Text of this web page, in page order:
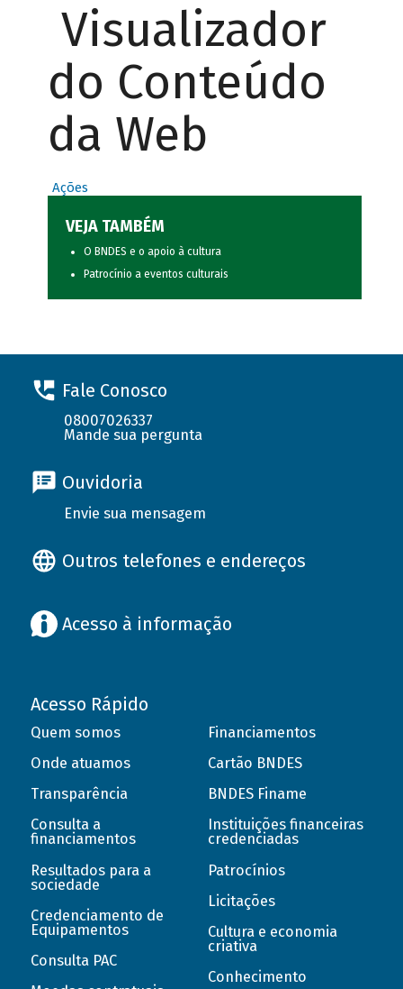
Visualizador
do Conteúdo
da Web
Ações
VEJA TAMBÉM
O BNDES e o apoio à cultura
Patrocínio a eventos culturais
Fale Conosco
08007026337
Mande sua pergunta
Ouvidoria
Envie sua mensagem
Outros telefones e endereços
Acesso à informação
Acesso Rápido
Quem somos
Onde atuamos
Transparência
Consulta a
financiamentos
Resultados para a
sociedade
Credenciamento de
Equipamentos
Consulta PAC
Financiamentos
Cartão BNDES
BNDES Finame
Instituições financeiras
credenciadas
Patrocínios
Licitações
Cultura e economia
criativa
Conhecimento